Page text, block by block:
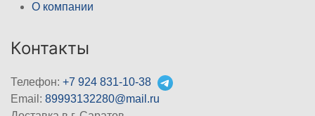
О компании
Контакты
Телефон: +7 924 831-10-38
Email: 89993132280@mail.ru